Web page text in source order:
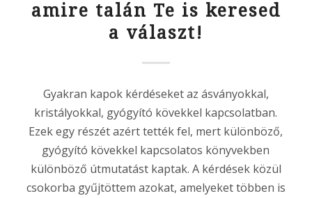
amire talán Te is keresed
a választ!
Gyakran kapok kérdéseket az ásványokkal,
kristályokkal, gyógyító kövekkel kapcsolatban.
Ezek egy részét azért tették fel, mert különböző,
gyógyító kövekkel kapcsolatos könyvekben
különböző útmutatást kaptak. A kérdések közül
csokorba gyűjtöttem azokat, amelyeket többen is